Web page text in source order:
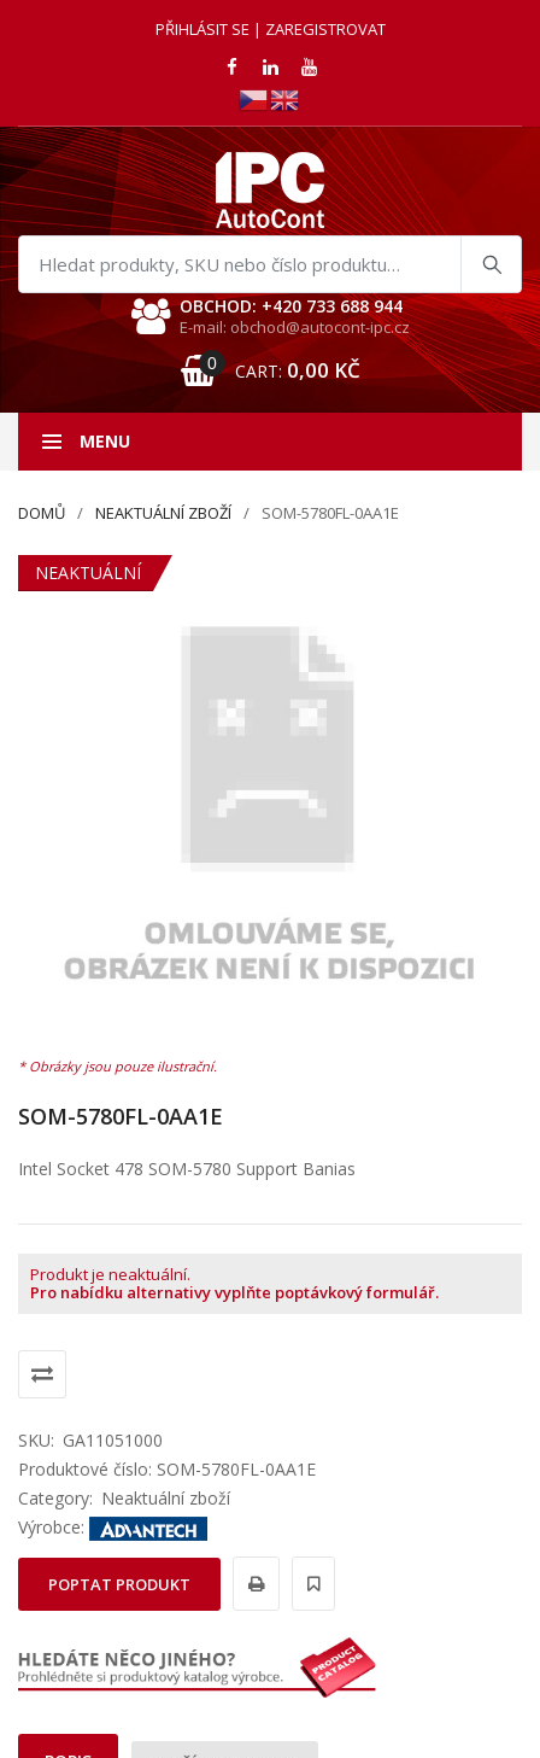
PŘIHLÁSIT SE | ZAREGISTROVAT
Hledat
produkty
OBCHOD: +420 733 688 944
E-mail: obchod@autocont-ipc.cz
0 CART: 0,00 KČ
MENU
DOMŮ NEAKTUÁLNÍ ZBOŽÍ SOM-5780FL-0AA1E
NEAKTUÁLNÍ
SOM-5780FL-0AA1E
Intel Socket 478 SOM-5780 Support Banias
Produkt je neaktuální.
Pro nabídku alternativy vyplňte poptávkový formulář.
SKU: GA11051000
Produktové číslo: SOM-5780FL-0AA1E
Category: Neaktuální zboží
Výrobce:
POPTAT PRODUKT